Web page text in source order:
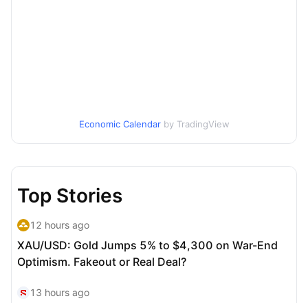
Economic Calendar by TradingView